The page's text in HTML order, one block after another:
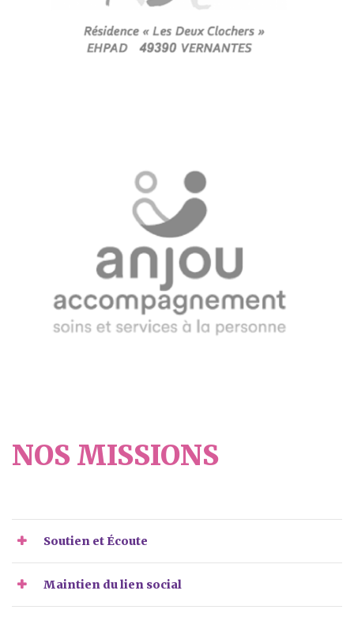
NOS MISSIONS
Soutien et Écoute
Maintien du lien social